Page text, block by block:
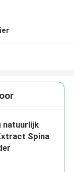
natuurlijk
Spina